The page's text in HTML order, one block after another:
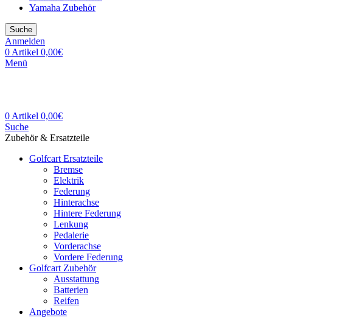
Yamaha Zubehör
Suche
Anmelden
0 Artikel 0,00€
Menü
0 Artikel 0,00€
Suche
Zubehör & Ersatzteile
Golfcart Ersatzteile
Bremse
Elektrik
Federung
Hinterachse
Hintere Federung
Lenkung
Pedalerie
Vorderachse
Vordere Federung
Golfcart Zubehör
Ausstattung
Batterien
Reifen
Angebote